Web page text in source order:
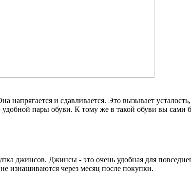
напрягается и сдавливается. Это вызывает
пары обуви. К тому же в такой обуви вы сами
джинсов. Джинсы - это очень удобная для
изнашиваются через месяц после покупки.